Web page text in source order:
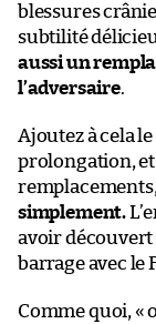
blessures
subtilité
aussi un
l’adversaire.
Ajoutez à cela
prolongation, et
simplement.
avoir découvert
barrage avec le
Comme quoi, «